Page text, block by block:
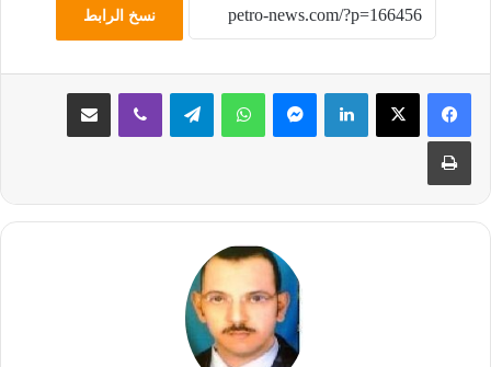
نسخ الرابط
لينكدإن ماسنجر واتساب تيلقرام ڤايبر مشاركة عبر البريد
طباعة